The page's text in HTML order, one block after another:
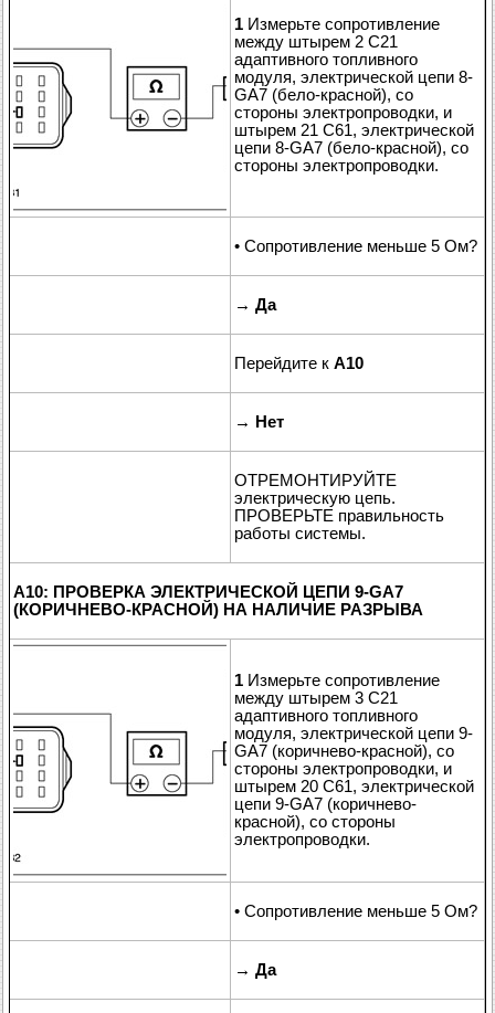
1 Измерьте сопротивление
между штырем 2 C21
адаптивного топливного
модуля, электрической цепи 8-
GA7 (бело-красной), со
стороны электропроводки, и
штырем 21 C61, электрической
цепи 8-GA7 (бело-красной), со
стороны электропроводки.
• Сопротивление меньше 5 Ом?
→ Да
Перейдите к A10
→ Нет
ОТРЕМОНТИРУЙТЕ
электрическую цепь.
ПРОВЕРЬТЕ правильность
работы системы.
A10: ПРОВЕРКА ЭЛЕКТРИЧЕСКОЙ ЦЕПИ 9-GA7
(КОРИЧНЕВО-КРАСНОЙ) НА НАЛИЧИЕ РАЗРЫВА
1 Измерьте сопротивление
между штырем 3 C21
адаптивного топливного
модуля, электрической цепи 9-
GA7 (коричнево-красной), со
стороны электропроводки, и
штырем 20 C61, электрической
цепи 9-GA7 (коричнево-
красной), со стороны
электропроводки.
• Сопротивление меньше 5 Ом?
→ Да